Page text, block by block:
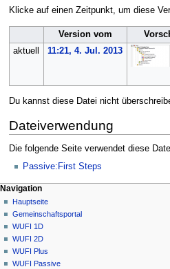
Klicke auf einen Zeitpunkt, um diese
Version vom
aktuell
11:21, 4. Jul. 2013
Du kannst diese Datei nicht
Dateiverwendung
Die folgende Seite verwendet diese
Passive:First Steps
N
a
v
g
a
Seitenaktionen
Datei
Diskussion
Lesen
Quelltext
anzeigen
Versionsgeschichte
Meine Werkzeuge
Anmelden
Navigation
Hauptseite
Gemeinschafts­portal
WUFI 1D
WUFI 2D
WUFI Plus
WUFI Passive